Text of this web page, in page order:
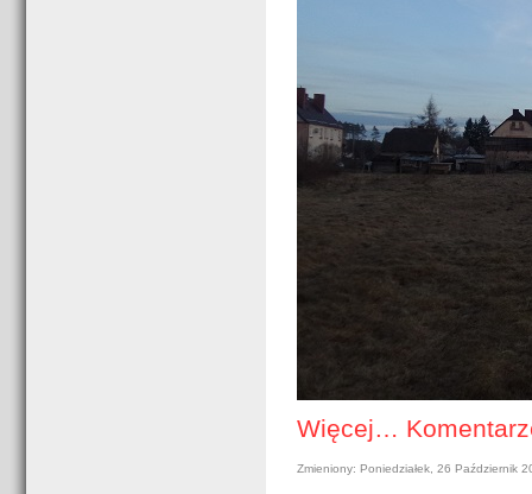
Więcej…
Zmieniony: Poniedziałek, 26 Październik